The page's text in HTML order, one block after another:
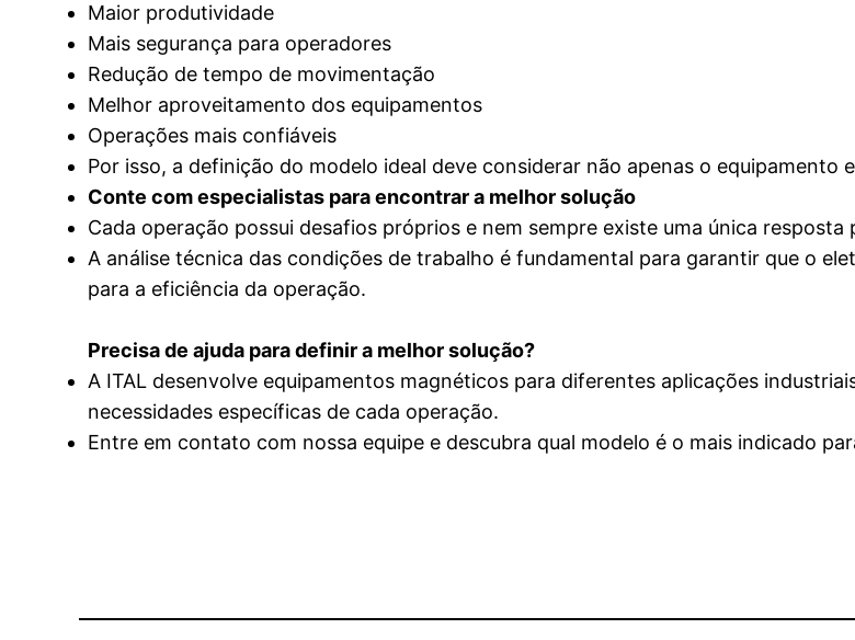
Maior produtividade
Mais segurança para operadores
Redução de tempo de movimentação
Melhor aproveitamento dos equipamentos
Operações mais confiáveis
Por isso, a definição do modelo ideal deve considerar não apenas o equipamento
Conte com especialistas para encontrar a melhor solução
Cada operação possui desafios próprios e nem sempre existe uma única resposta
A análise técnica das condições de trabalho é fundamental para garantir que o
para a eficiência da operação.
Precisa de ajuda para definir a melhor solução?
A ITAL desenvolve equipamentos magnéticos para diferentes aplicações
necessidades específicas de cada operação.
Entre em contato com nossa equipe e descubra qual modelo é o mais indicado